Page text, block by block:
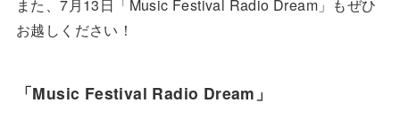
また、7月13日「Music Festival Radio Dream」もぜひ
お越しください！
「Music Festival Radio Dream」